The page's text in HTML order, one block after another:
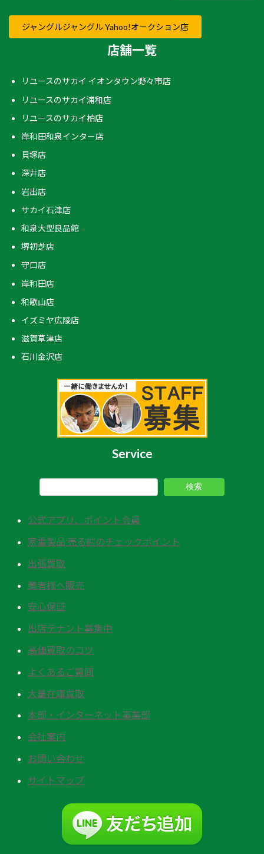
ジャングルジャングル Yahoo!オークション店
店舗一覧
リユースのサカイ イオンタウン野々市店
リユースのサカイ浦和店
リユースのサカイ柏店
岸和田和泉インター店
貝塚店
深井店
岩出店
サカイ石津店
和泉大型良品館
堺初芝店
守口店
岸和田店
和歌山店
イズミヤ広陵店
滋賀草津店
石川金沢店
Service
検索
公式アプリ、ポイント会員
家電製品 売る前のチェックポイント
出張買取
業者様へ販売
安心保証
出店テナント募集中
高価買取のコツ
よくあるご質問
大量在庫買取
本部・インターネット事業部
会社案内
お問い合わせ
サイトマップ